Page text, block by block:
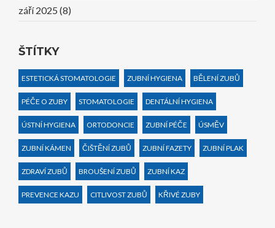
září 2025 (8)
ŠTÍTKY
ESTETICKÁ STOMATOLOGIE ZUBNÍ HYGIENA BĚLENÍ ZUBŮ
PÉČE O ZUBY STOMATOLOGIE DENTÁLNÍ HYGIENA
ÚSTNÍ HYGIENA ORTODONCIE ZUBNÍ PÉČE ÚSMĚV
ZUBNÍ KÁMEN ČIŠTĚNÍ ZUBŮ ZUBNÍ FAZETY ZUBNÍ PLAK
ZDRAVÍ ZUBŮ BROUŠENÍ ZUBŮ ZUBNÍ KAZ
PREVENCE KAZU CITLIVOST ZUBŮ KŘIVÉ ZUBY